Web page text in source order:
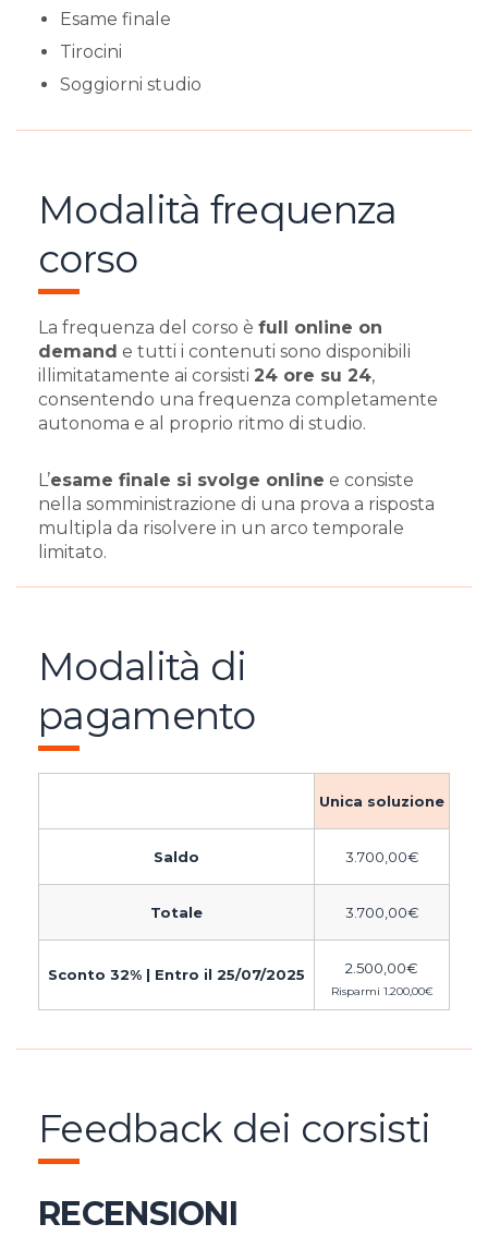
Esame finale
Tirocini
Soggiorni studio
Modalità frequenza
corso
La frequenza del corso è full online on
demand e tutti i contenuti sono disponibili
illimitatamente ai corsisti 24 ore su 24,
consentendo una frequenza completamente
autonoma e al proprio ritmo di studio.
L’esame finale si svolge online e consiste
nella somministrazione di una prova a risposta
multipla da risolvere in un arco temporale
limitato.
Modalità di
pagamento
Unica soluzione
Saldo 3.700,00€
Totale 3.700,00€
Sconto 32% | Entro il 25/07/2025 2.500,00€
Risparmi 1.200,00€
Feedback dei corsisti
RECENSIONI